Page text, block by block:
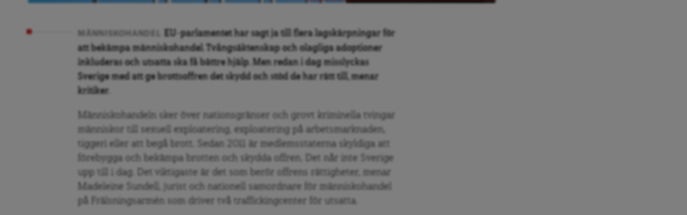
MÄNNISKOHANDEL
EU-parlamentet har sagt ja till flera lagskärpningar för
att bekämpa människohandel. Tvångsäktenskap och olagliga adoptioner
inkluderas och utsatta ska få bättre hjälp. Men redan i dag misslyckas
Sverige med att ge brottsoffren det skydd och stöd de har rätt till, menar
kritiker.
Människohandeln sker över nationsgränser och grovt kriminella tvingar
människor till sexuell exploatering, exploatering på arbetsmarknaden,
tiggeri eller att begå brott. Sedan 2011 är medlemsstaterna skyldiga att
förebygga och bekämpa brotten och skydda offren. Det når inte Sverige
upp till i dag. Det viktigaste är det som berör offrens rättigheter, menar
Madeleine Sundell, jurist och nationell samordnare för människohandel
på Frälsningsarmén som driver två traffickingcenter för utsatta.